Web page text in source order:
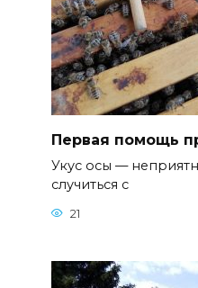
Первая помощь
Укус осы —
случиться с
21